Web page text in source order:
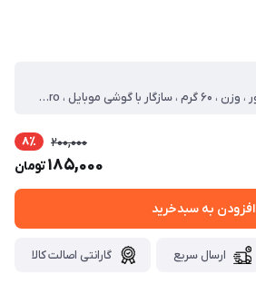
نوع کیف و کاور گوشی ، کاور ، وزن ، ۶۰ گرم ، سازگار با گوشی موبایل ، Xiaomi Redmi Note ۹S/۹ Pro ، ساختار ، مات ، سطح پوشش ، لبه بالایی ، قاب پشتی ، لبه پایینی ، لبه چپ ، لبه راست ، حفاظت از دکمه‌ها
200,000 8٪
185,000تومان
افزودن به سبدخرید
ارسال سریع گارانتی اصالت کالا